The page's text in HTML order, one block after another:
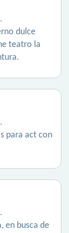
dulce
teatro la
para act con
en busca de